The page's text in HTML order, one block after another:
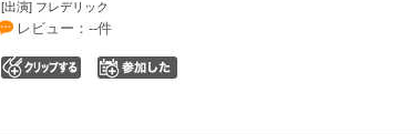
[出演] フレデリック
レビュー：--件